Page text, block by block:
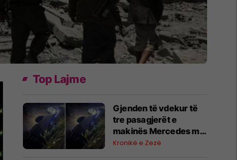
Top Lajme
Gjenden të vdekur të
tre pasagjerët e
makinës Mercedes me
targa gjermane të cilët
Kronikë e Zezë